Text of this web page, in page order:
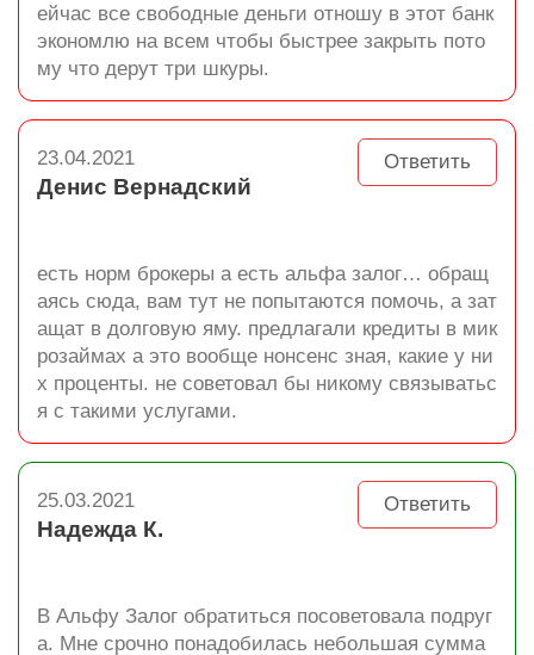
ейчас все свободные деньги отношу в этот банк
экономлю на всем чтобы быстрее закрыть пото
му что дерут три шкуры.
Ответить
23.04.2021
Денис Вернадский
есть норм брокеры а есть альфа залог… обращ
аясь сюда, вам тут не попытаются помочь, а зат
ащат в долговую яму. предлагали кредиты в мик
розаймах а это вообще нонсенс зная, какие у ни
х проценты. не советовал бы никому связыватьс
я с такими услугами.
Ответить
25.03.2021
Надежда К.
В Альфу Залог обратиться посоветовала подруг
а. Мне срочно понадобилась небольшая сумма